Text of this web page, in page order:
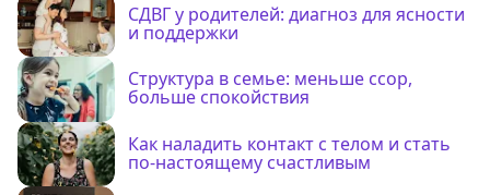
СДВГ у родителей: диагноз для ясности
и поддержки
Структура в семье: меньше ссор,
больше спокойствия
Как наладить контакт с телом и стать
по-настоящему счастливым